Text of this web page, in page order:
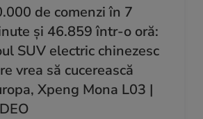
de comenzi în 7
și 46.859 într-o oră:
SUV electric chinezesc
vrea să cucerească
Xpeng Mona L03 |